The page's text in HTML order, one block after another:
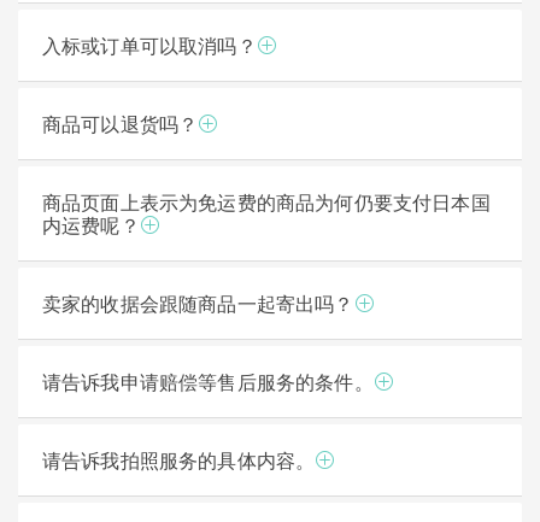
入标或订单可以取消吗？
商品可以退货吗？
商品页面上表示为免运费的商品为何仍要支付日本国
内运费呢？
卖家的收据会跟随商品一起寄出吗？
请告诉我申请赔偿等售后服务的条件。
请告诉我拍照服务的具体内容。